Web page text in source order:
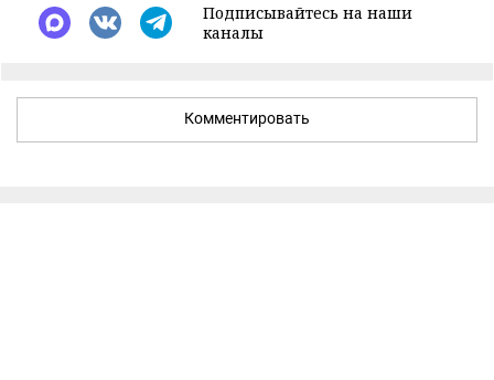
Подписывайтесь на наши
каналы
Комментировать